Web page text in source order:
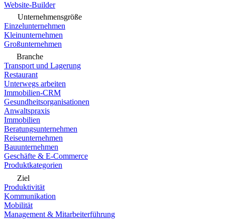
Website-Builder
Unternehmensgröße
Einzelunternehmen
Kleinunternehmen
Großunternehmen
Branche
Transport und Lagerung
Restaurant
Unterwegs arbeiten
Immobilien-CRM
Gesundheitsorganisationen
Anwaltspraxis
Immobilien
Beratungsunternehmen
Reiseunternehmen
Bauunternehmen
Geschäfte & E-Commerce
Produktkategorien
Ziel
Produktivität
Kommunikation
Mobilität
Management & Mitarbeiterführung